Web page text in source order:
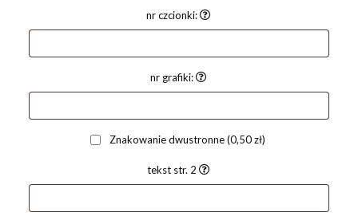
nr czcionki:
nr grafiki:
Znakowanie dwustronne(0,50 zł)
tekst str. 2